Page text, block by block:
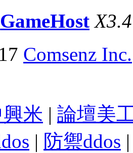
GameHost X3.4
Comsenz Inc.
米 | 論壇美
| 防禦ddos